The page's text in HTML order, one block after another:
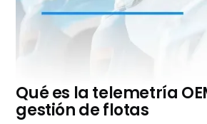
Qué es la telemetría
gestión de flotas